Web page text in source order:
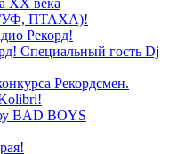
XX века
ГУФ, ПТАХА)!
Рекорд!
Специальный гость Dj
Рекордсмен.
BAD BOYS